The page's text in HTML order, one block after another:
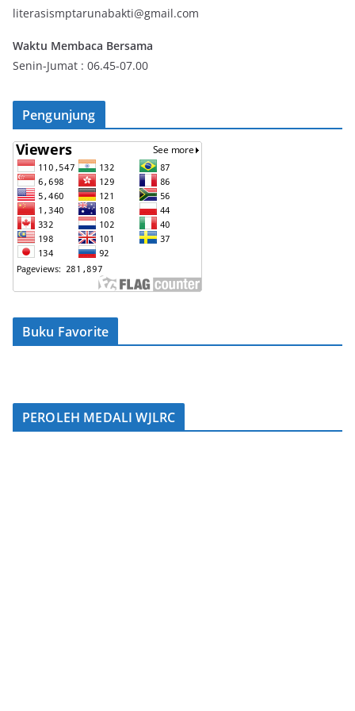
literasismptarunabakti@gmail.com
Waktu Membaca Bersama
Senin-Jumat : 06.45-07.00
Pengunjung
Buku Favorite
PEROLEH MEDALI WJLRC